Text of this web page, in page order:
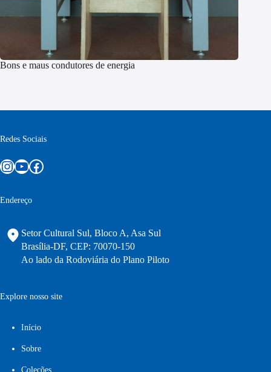
Bons e maus condutores de energia
Redes Sociais
Instagram
Youtube
Facebook
Endereço
Setor Cultural Sul, Bloco A, Asa Sul
Brasília-DF, CEP: 70070-150
Ao lado da Rodoviária do Plano Piloto
Explore nosso site
Início
Sobre
Coleções